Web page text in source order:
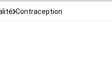
Contraception